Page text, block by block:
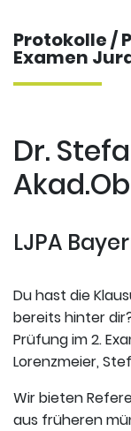
Protokolle /
Examen
Dr.
LJPA
Du hast die
bereits hinter
Prüfung im 2.
Lorenzmeier,
Wir bieten
aus früheren